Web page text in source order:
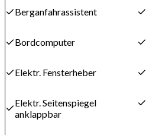
Berganfahrassistent
Bordcomputer
Elektr. Fensterheber
Elektr. Seitenspiegel
anklappbar